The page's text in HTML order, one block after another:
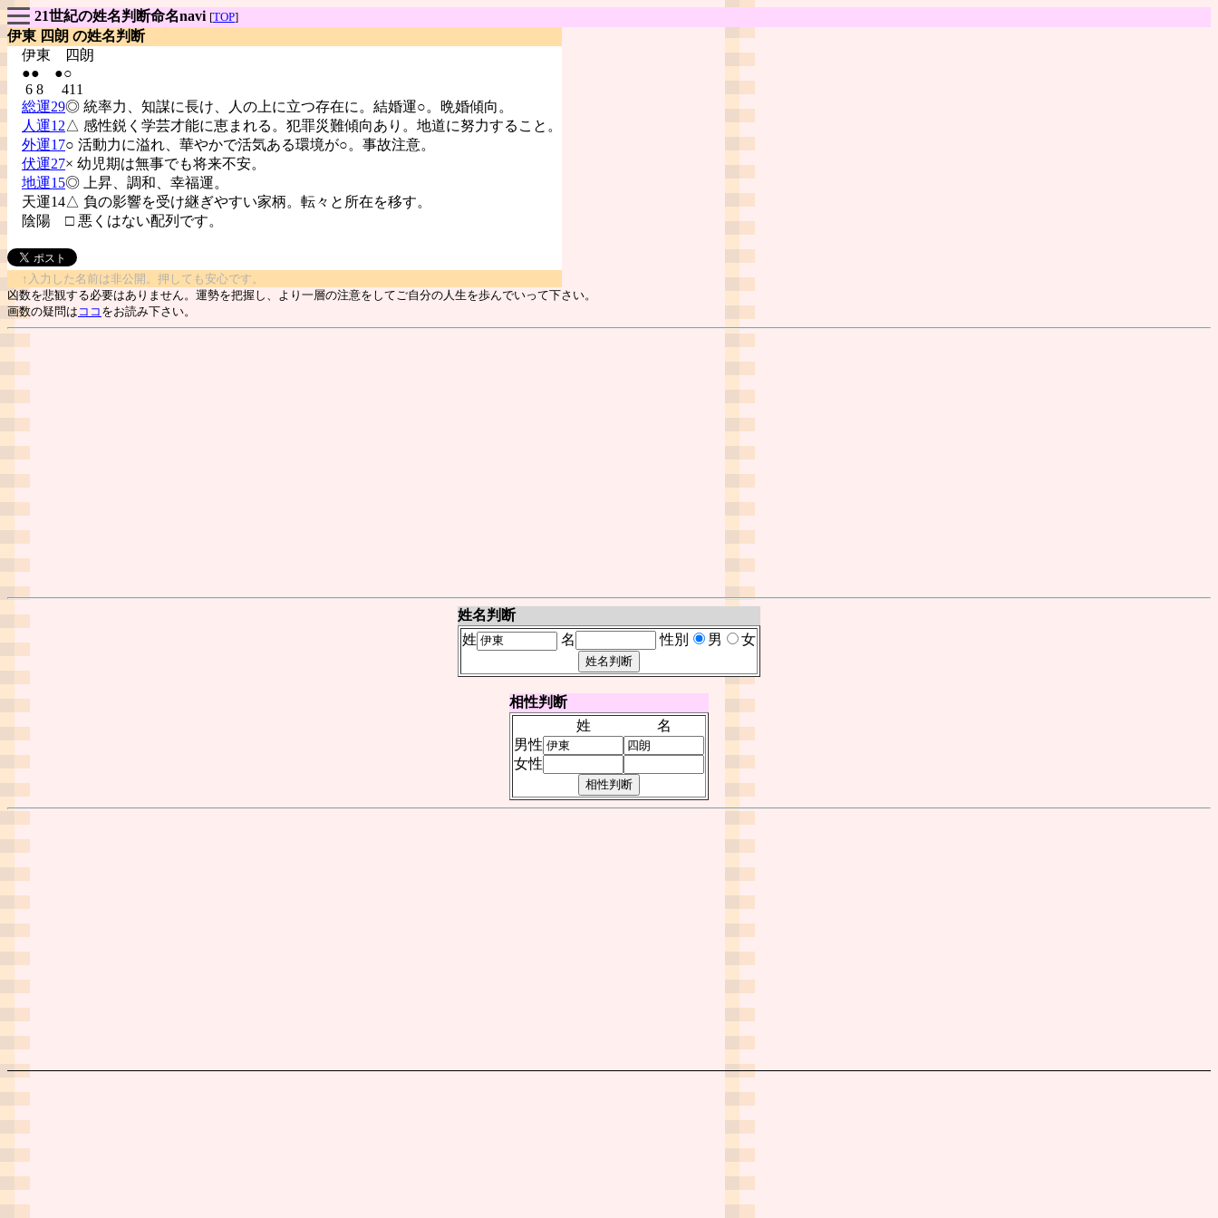
21世紀の姓名判断命名navi [TOP]
伊東 四朗 の姓名判断
伊東
四朗
●● ●○
6 8 411
総運29◎ 統率力、知謀に長け、人の上に立つ存在に。結婚運○。晩婚傾向。
人運12△ 感性鋭く学芸才能に恵まれる。犯罪災難傾向あり。地道に努力すること。
外運17○ 活動力に溢れ、華やかで活気ある環境が○。事故注意。
伏運27× 幼児期は無事でも将来不安。
地運15◎ 上昇、調和、幸福運。
天運14△ 負の影響を受け継ぎやすい家柄。転々と所在を移す。
陰陽 □ 悪くはない配列です。
↑入力した名前は非公開。押しても安心です。
凶数を悲観する必要はありません。運勢を把握し、より一層の注意をしてご自分の人生を歩んでいって下さい。
画数の疑問は ココ をお読み下さい。
姓名判断
姓
名 性別 男 女
相性判断
姓
名
男性
女性